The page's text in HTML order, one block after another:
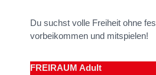
Du suchst volle Freiheit ohne
vorbeikommen und mitspielen!
FREIRAUM Adult